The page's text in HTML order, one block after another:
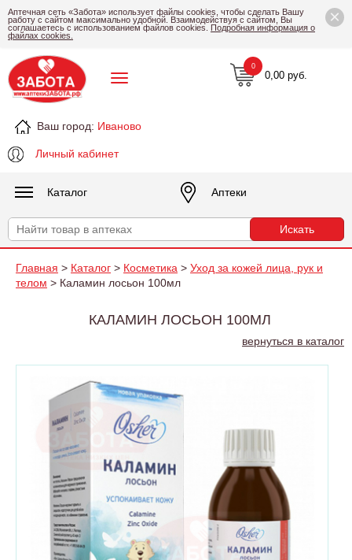
×
Аптечная сеть «Забота» использует файлы cookies, чтобы сделать Вашу
работу с сайтом максимально удобной. Взаимодействуя с сайтом, Вы
соглашаетесь с использованием файлов cookies. Подробная информация о
файлах cookies.
Ваш город: Иваново
Личный кабинет
0,00 руб.
0
Каталог Аптеки
Главная > Каталог > Косметика > Уход за кожей лица, рук и
телом > Каламин лосьон 100мл
КАЛАМИН ЛОСЬОН 100МЛ
вернуться в каталог